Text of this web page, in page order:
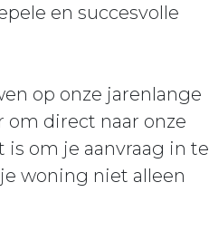
en succesvolle
op onze jarenlange
direct naar onze
om je aanvraag in te
woning niet alleen